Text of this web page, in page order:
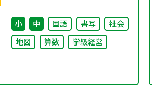
小 中 国語 書写
社会
地図
算数 学級経営